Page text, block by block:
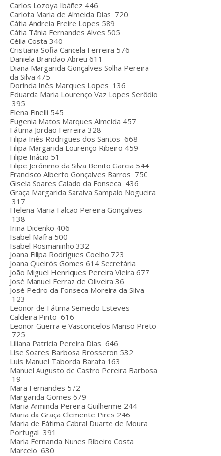
Carlos Lozoya Ibáñez 446
Carlota Maria de Almeida Dias 720
Cátia Andreia Freire Lopes 589
Cátia Tânia Fernandes Alves 505
Célia Costa 340
Cristiana Sofia Cancela Ferreira 576
Daniela Brandão Abreu 611
Diana Margarida Gonçalves Solha Pereira
da Silva 475
Dorinda Inês Marques Lopes 136
Eduarda Maria Lourenço Vaz Lopes Serôdio
395
Elena Finelli 545
Eugenia Matos Marques Almeida 457
Fátima Jordão Ferreira 328
Filipa Inês Rodrigues dos Santos 668
Filipa Margarida Lourenço Ribeiro 459
Filipe Inácio 51
Filipe Jerónimo da Silva Benito Garcia 544
Francisco Alberto Gonçalves Barros 750
Gisela Soares Calado da Fonseca 436
Graça Margarida Saraiva Sampaio Nogueira
317
Helena Maria Falcão Pereira Gonçalves
138
Irina Didenko 406
Isabel Mafra 500
Isabel Rosmaninho 332
Joana Filipa Rodrigues Coelho 723
Joana Queirós Gomes 614 Secretária
João Miguel Henriques Pereira Vieira 677
José Manuel Ferraz de Oliveira 36
José Pedro da Fonseca Moreira da Silva
123
Leonor de Fátima Semedo Esteves
Caldeira Pinto 616
Leonor Guerra e Vasconcelos Manso Preto
725
Liliana Patrícia Pereira Dias 646
Lise Soares Barbosa Brosseron 532
Luís Manuel Taborda Barata 163
Manuel Augusto de Castro Pereira Barbosa
19
Mara Fernandes 572
Margarida Gomes 679
Maria Arminda Pereira Guilherme 244
Maria da Graça Clemente Pires 246
Maria de Fátima Cabral Duarte de Moura
Portugal 391
Maria Fernanda Nunes Ribeiro Costa
Marcelo 630